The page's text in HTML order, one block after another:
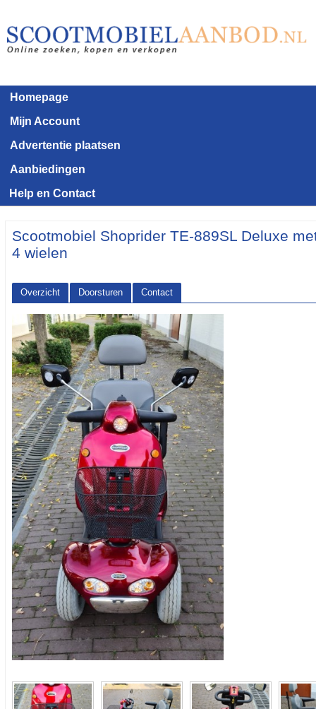
Homepage
Mijn Account
Advertentie plaatsen
Aanbiedingen
Help en Contact
Scootmobiel Shoprider TE-889SL Deluxe
4 wielen
Overzicht Doorsturen
Contact
<< Terug naar het advertentie overzicht